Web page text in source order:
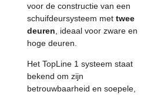
voor de constructie van een
schuifdeursysteem met twee
deuren , ideaal voor zware en
hoge deuren.
Het TopLine 1 systeem staat
bekend om zijn
betrouwbaarheid en soepele,